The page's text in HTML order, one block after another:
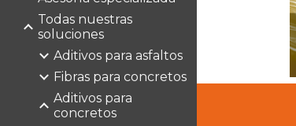
Todas nuestras
soluciones
Aditivos para asfaltos
Fibras para concretos
Aditivos para
concretos